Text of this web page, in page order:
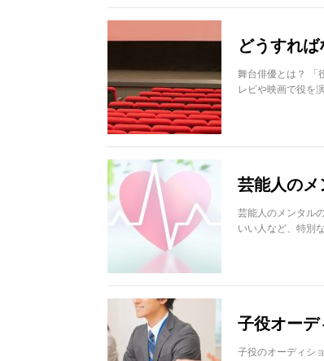
どうすれ
舞台俳優とは？ 「
レビや映画で役を
芸能人のメ
芸能人のメンタル
いい人など、特別
子役オーデ
子役のオーディシ